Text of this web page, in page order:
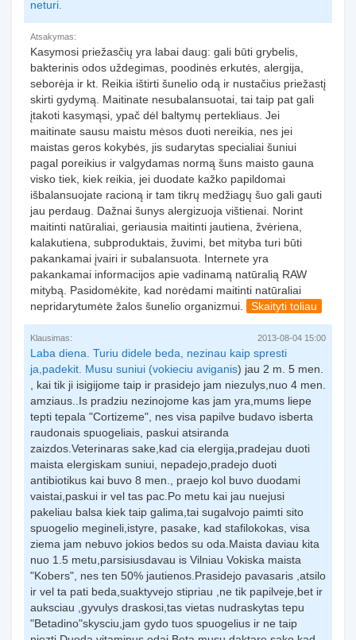
neturi.
Atsakymas:
Kasymosi priežasčių yra labai daug: gali būti grybelis,
bakterinis odos uždegimas, poodinės erkutės, alergija,
seborėja ir kt. Reikia ištirti šunelio odą ir nustačius priežastį
skirti gydymą. Maitinate nesubalansuotai, tai taip pat gali
įtakoti kasymąsi, ypač dėl baltymų pertekliaus. Jei
maitinate sausu maistu mėsos duoti nereikia, nes jei
maistas geros kokybės, jis sudarytas specialiai šuniui
pagal poreikius ir valgydamas normą šuns maisto gauna
visko tiek, kiek reikia, jei duodate kažko papildomai
išbalansuojate racioną ir tam tikrų medžiagų šuo gali gauti
jau perdaug. Dažnai šunys alergizuoja vištienai. Norint
maitinti natūraliai, geriausia maitinti jautiena, žvėriena,
kalakutiena, subproduktais, žuvimi, bet mityba turi būti
pakankamai įvairi ir subalansuota. Internete yra
pakankamai informacijos apie vadinamą natūralią RAW
mitybą. Pasidomėkite, kad norėdami maitinti natūraliai
nepridarytumėte žalos šunelio organizmui.
Skaityti toliau
Klausimas: 2013-08-04 15:00
Laba diena. Turiu didele beda, nezinau kaip spresti
ja,padekit. Musu suniui (vokieciu aviganis) jau 2 m. 5 men.
, kai tik ji isigijome taip ir prasidejo jam niezulys,nuo 4 men.
amziaus..Is pradziu nezinojome kas jam yra,mums liepe
tepti tepala "Cortizeme", nes visa papilve budavo isberta
raudonais spuogeliais, paskui atsiranda
zaizdos.Veterinaras sake,kad cia elergija,pradejau duoti
maista elergiskam suniui, nepadejo,pradejo duoti
antibiotikus kai buvo 8 men., praejo kol buvo duodami
vaistai,paskui ir vel tas pac.Po metu kai jau nuejusi
pakeliau balsa kiek taip galima,tai sugalvojo paimti sito
spuogelio megineli,istyre, pasake, kad stafilokokas, visa
ziema jam nebuvo jokios bedos su oda.Maista daviau kita
nuo 1.5 metu,parsisiusdavau is Vilniau Vokiska maista
"Kobers", nes ten 50% jautienos.Prasidejo pavasaris ,atsilo
ir vel ta pati beda,suaktyvejo stipriau ,ne tik papilveje,bet ir
auksciau ,gyvulys draskosi,tas vietas nudraskytas tepu
"Betadino"skysciu,jam gydo tuos spuogelius ir ne taip